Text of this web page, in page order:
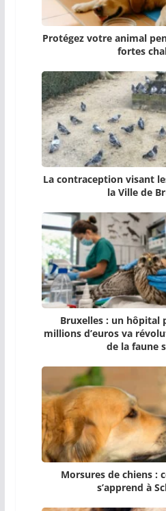
Protégez votre animal
fortes
La contraception visant
la Ville de
Bruxelles : un hôpital
millions d’euros va
de la faune
Morsures de chiens :
s’apprend à